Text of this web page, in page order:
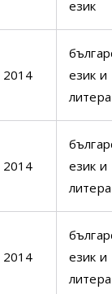
език
2014
език и
2014
език и
2014
език и